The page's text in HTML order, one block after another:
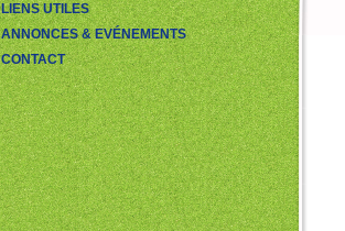
LIENS UTILES
ANNONCES & EVÉNEMENTS
CONTACT